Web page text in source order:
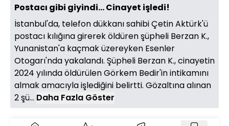
Postacı gibi giyindi... Cinayet işledi!
İstanbul'da, telefon dükkanı sahibi Çetin Aktürk'ü
postacı kılığına girerek öldüren şüpheli Berzan K.,
Yunanistan'a kaçmak üzereyken Esenler
Otogarı'nda yakalandı. Şüpheli Berzan K., cinayetin
2024 yılında öldürülen Görkem Bedir'in intikamını
almak amacıyla işlediğini belirtti. Gözaltına alınan
2 şü... Daha Fazla Göster